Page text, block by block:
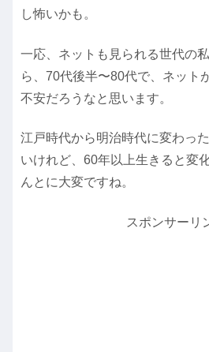
し怖いかも。
一応、ネットも見られる世代の
ら、70代後半〜80代で、ネット
不安だろうなと思います。
江戸時代から明治時代に変わっ
いけれど、60年以上生きると変
んとに大変ですね。
スポンサーリ